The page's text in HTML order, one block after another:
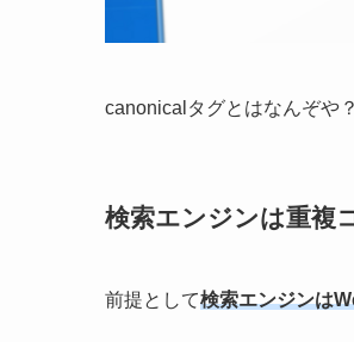
canonicalタグとはなんぞや
検索エンジンは重複
前提として検索エンジンは